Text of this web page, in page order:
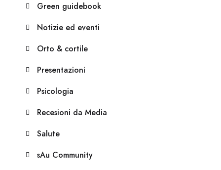
Green guidebook
Notizie ed eventi
Orto & cortile
Presentazioni
Psicologia
Recesioni da Media
Salute
sAu Community